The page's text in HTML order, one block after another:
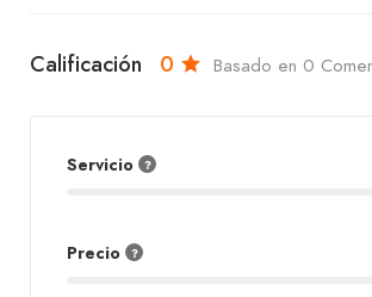
Calificación 0 Basado en 0
Servicio
Precio